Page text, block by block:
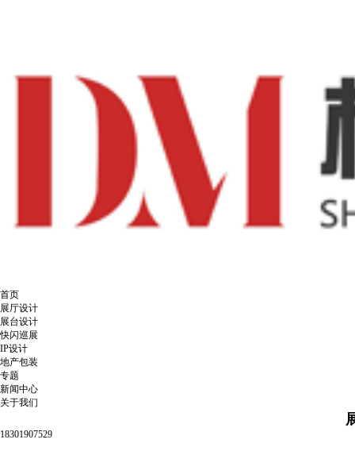
首页
展厅设计
展台设计
快闪巡展
IP设计
地产包装
专题
新闻中心
关于我们
18301907529